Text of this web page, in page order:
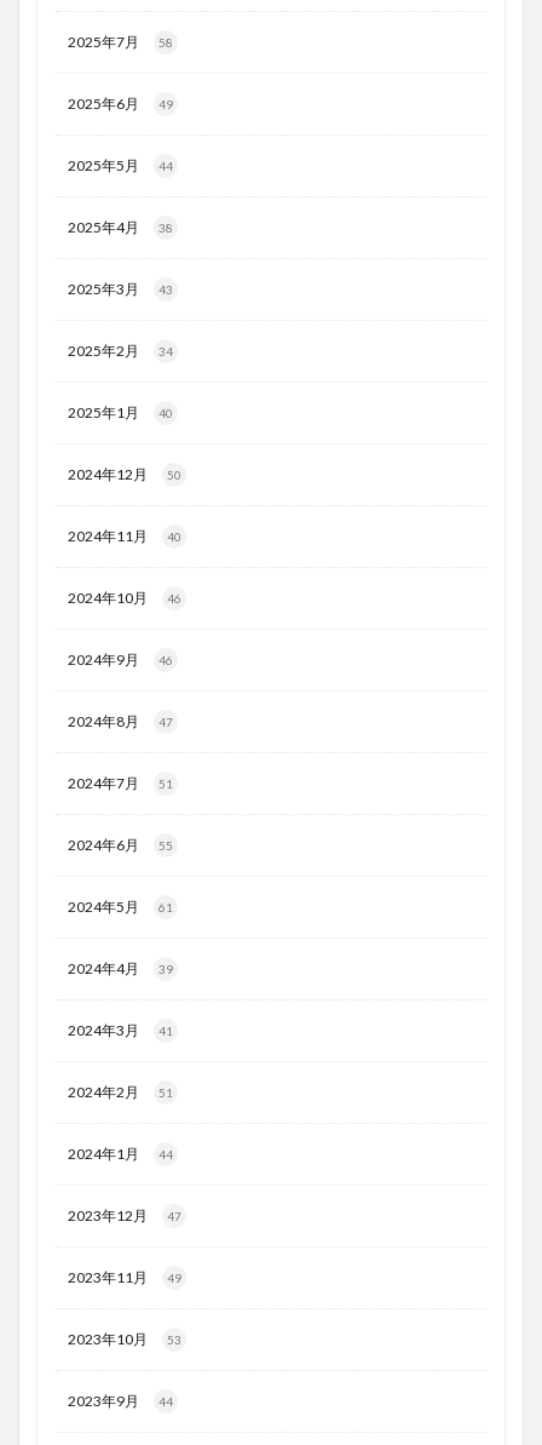
2025年7月 58
2025年6月 49
2025年5月 44
2025年4月 38
2025年3月 43
2025年2月 34
2025年1月 40
2024年12月 50
2024年11月 40
2024年10月 46
2024年9月 46
2024年8月 47
2024年7月 51
2024年6月 55
2024年5月 61
2024年4月 39
2024年3月 41
2024年2月 51
2024年1月 44
2023年12月 47
2023年11月 49
2023年10月 53
2023年9月 44